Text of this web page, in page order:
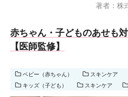
著者：株
赤ちゃん・子どものあせも
【医師監修】
ベビー（赤ちゃん） スキンケア
キッズ（子ども）
スキンケア